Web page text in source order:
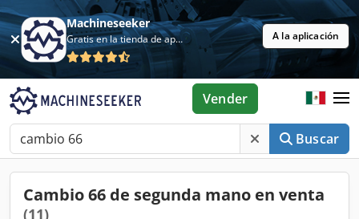
Machineseeker
Gratis en la tienda de aplicaciones A la aplicación
Buscar
Vender
Cambio 66 de segunda mano en venta
(11)